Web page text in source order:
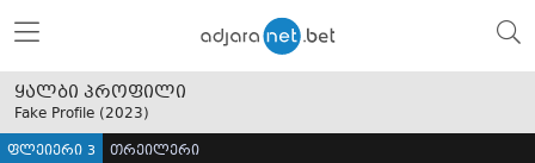
ყალბი პროფილი
Fake Profile (2023)
ფლეიერი 3 თრეილერი